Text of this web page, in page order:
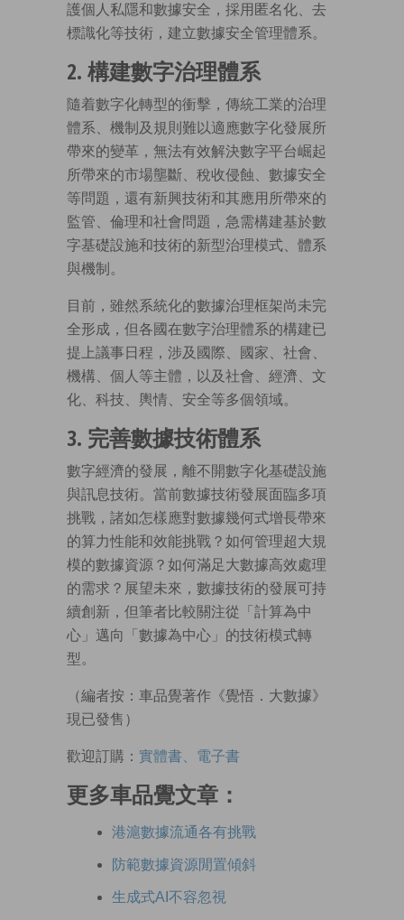
護個人私隱和數據安全，採用匿名化、去
標識化等技術，建立數據安全管理體系。
2. 構建數字治理體系
隨着數字化轉型的衝擊，傳統工業的治理
體系、機制及規則難以適應數字化發展所
帶來的變革，無法有效解決數字平台崛起
所帶來的市場壟斷、稅收侵蝕、數據安全
等問題，還有新興技術和其應用所帶來的
監管、倫理和社會問題，急需構建基於數
字基礎設施和技術的新型治理模式、體系
與機制。
目前，雖然系統化的數據治理框架尚未完
全形成，但各國在數字治理體系的構建已
提上議事日程，涉及國際、國家、社會、
機構、個人等主體，以及社會、經濟、文
化、科技、輿情、安全等多個領域。
3. 完善數據技術體系
數字經濟的發展，離不開數字化基礎設施
與訊息技術。當前數據技術發展面臨多項
挑戰，諸如怎樣應對數據幾何式增長帶來
的算力性能和效能挑戰？如何管理超大規
模的數據資源？如何滿足大數據高效處理
的需求？展望未來，數據技術的發展可持
續創新，但筆者比較關注從「計算為中
心」邁向「數據為中心」的技術模式轉
型。
（編者按：車品覺著作《覺悟．大數據》
現已發售）
歡迎訂購： 實體書、電子書
更多車品覺文章：
港滬數據流通各有挑戰
防範數據資源閒置傾斜
生成式AI不容忽視